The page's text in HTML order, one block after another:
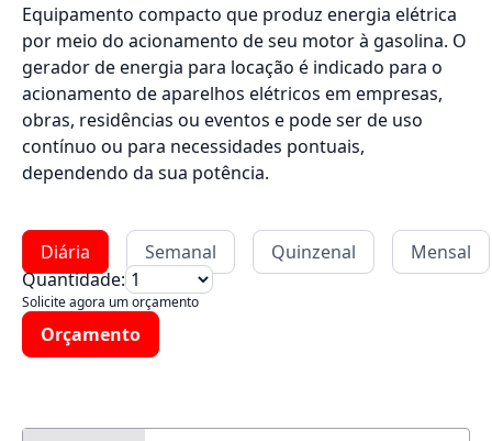
Equipamento compacto que produz energia elétrica
por meio do acionamento de seu motor à gasolina. O
gerador de energia para locação é indicado para o
acionamento de aparelhos elétricos em empresas,
obras, residências ou eventos e pode ser de uso
contínuo ou para necessidades pontuais,
dependendo da sua potência.
Diária Semanal Quinzenal
Mensal
Quantidade:
Solicite agora um orçamento
Orçamento